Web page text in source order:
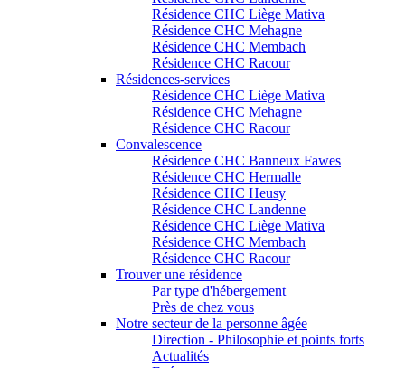
Résidence CHC Liège Mativa
Résidence CHC Mehagne
Résidence CHC Membach
Résidence CHC Racour
Résidences-services
Résidence CHC Liège Mativa
Résidence CHC Mehagne
Résidence CHC Racour
Convalescence
Résidence CHC Banneux Fawes
Résidence CHC Hermalle
Résidence CHC Heusy
Résidence CHC Landenne
Résidence CHC Liège Mativa
Résidence CHC Membach
Résidence CHC Racour
Trouver une résidence
Par type d'hébergement
Près de chez vous
Notre secteur de la personne âgée
Direction - Philosophie et points forts
Actualités